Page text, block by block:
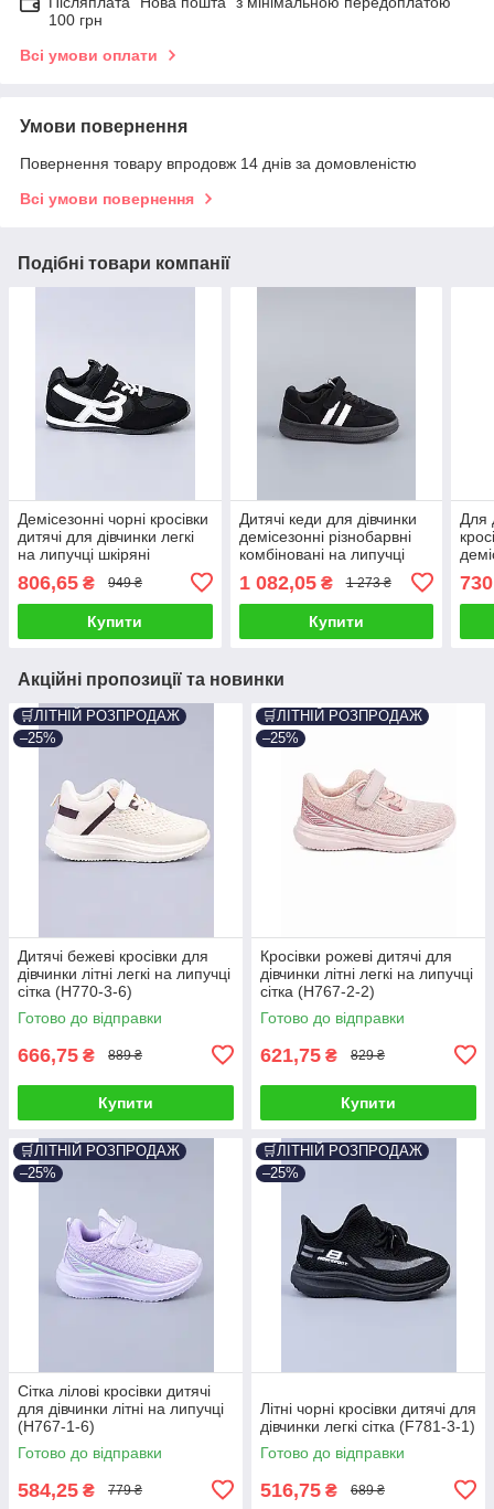
100 грн
Всі умови оплати
Умови повернення
Повернення товару впродовж 14 днів за домовленістю
Всі умови повернення
Подібні товари компанії
Демісезонні чорні кросівки
дитячі для дівчинки легкі
на липучці шкіряні
806,65 ₴ 949 ₴
Купити
Дитячі кеди для дівчинки
демісезонні різнобарвні
комбіновані на липучці
1 082,05₴ 1 273 ₴
Купити
Для
Акційні пропозиції та новинки
🛒ЛІТНІЙ РОЗПРОДАЖ
–25%
Дитячі бежеві кросівки для
дівчинки літні легкі на липучці
сітка (H770-3-6)
Готово до відправки
666,75 ₴ 889 ₴
Купити
🛒ЛІТНІЙ РОЗПРОДАЖ
–25%
Кросівки рожеві дитячі для
дівчинки літні легкі на липучці
сітка (H767-2-2)
Готово до відправки
621,75 ₴ 829 ₴
Купити
🛒ЛІТНІЙ РОЗПРОДАЖ
–25%
Сітка лілові кросівки дитячі
для дівчинки літні на липучці
(H767-1-6)
Готово до відправки
584,25 ₴ 779 ₴
🛒ЛІТНІЙ РОЗПРОДАЖ
–25%
Літні чорні кросівки дитячі для
дівчинки легкі сітка (F781-3-1)
Готово до відправки
516,75 ₴ 689 ₴